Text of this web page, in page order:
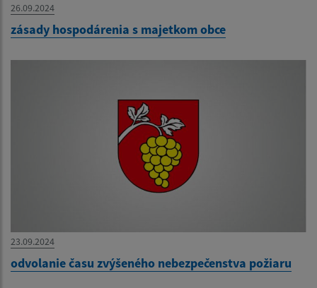
26.09.2024
zásady hospodárenia s majetkom obce
23.09.2024
odvolanie času zvýšeného nebezpečenstva požiaru